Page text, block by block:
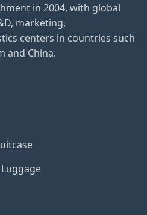
in 2004, with global
marketing,
centers in countries such
and China.